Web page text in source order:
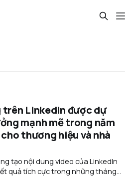
LinkedIn được dự
mạnh mẽ trong năm
thương hiệu và nhà
tạo nội dung video của LinkedIn
quả tích cực trong những tháng